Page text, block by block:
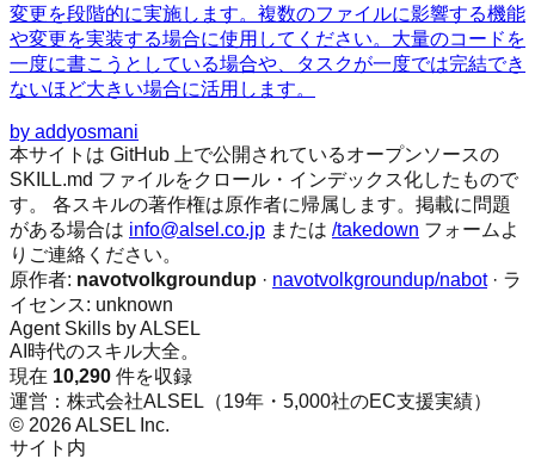
変更を段階的に実施します。複数のファイルに影響する機能
や変更を実装する場合に使用してください。大量のコードを
一度に書こうとしている場合や、タスクが一度では完結でき
ないほど大きい場合に活用します。
by addyosmani
本サイトは GitHub 上で公開されているオープンソースの
SKILL.md ファイルをクロール・インデックス化したもので
す。 各スキルの著作権は原作者に帰属します。掲載に問題
がある場合は info@alsel.co.jp または /takedown フォームよ
りご連絡ください。
原作者: navotvolkgroundup · navotvolkgroundup/nabot · ラ
イセンス: unknown
Agent Skills by ALSEL
AI時代のスキル大全。
現在 10,290 件を収録
運営：株式会社ALSEL（19年・5,000社のEC支援実績）
© 2026 ALSEL Inc.
サイト内